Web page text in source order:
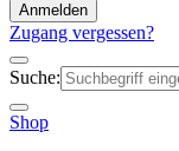
Anmelden
Zugang vergessen?
Suche:
Shop